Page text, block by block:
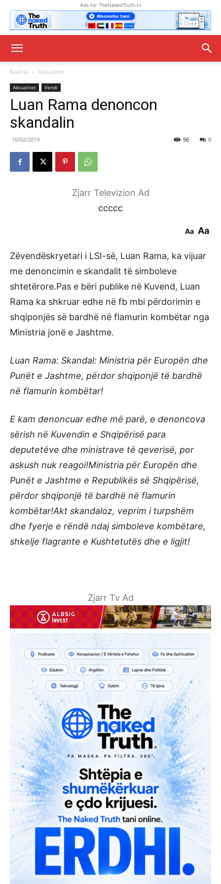
Ads for TheNakedTruth.tv
Ballina Aktualitet
Aktualitet Vendi
Luan Rama denoncon
skandalin
10/02/2019 0
56
Zjarr Televizion Ad
ccccc
Aa Aa
Zëvendëskryetari i LSI-së, Luan Rama, ka vijuar
me denoncimin e skandalit të simboleve
shtetërore.Pas e bëri publike në Kuvend, Luan
Rama ka shkruar edhe në fb mbi përdorimin e
shqiponjës së bardhë në flamurin kombëtar nga
Ministria jonë e Jashtme.
Luan Rama: Skandal: Ministria për Europën dhe
Punët e Jashtme, përdor shqiponjë të bardhë
në flamurin kombëtar!
E kam denoncuar edhe më parë, e denoncova
sërish në Kuvendin e Shqipërisë para
deputetëve dhe ministrave të qeverisë, por
askush nuk reagoi!Ministria për Europën dhe
Punët e Jashtme e Republikës së Shqipërisë,
përdor shqiponjë të bardhë në flamurin
kombëtar!Akt skandaloz, veprim i turpshëm
dhe fyerje e rëndë ndaj simboleve kombëtare,
shkelje flagrante e Kushtetutës dhe e ligjit!
Zjarr Tv Ad